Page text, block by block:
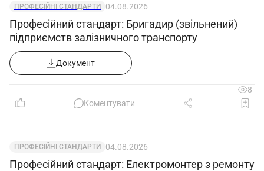
ПРОФЕСІЙНІ СТАНДАРТИ 04.08.2026
Професійний стандарт: Бригадир (звільнений)
підприємств залізничного транспорту
Документ
8
Коментувати
ПРОФЕСІЙНІ СТАНДАРТИ 04.08.2026
Професійний стандарт: Електромонтер з ремонту